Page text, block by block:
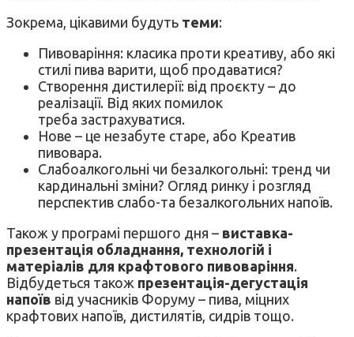
Зокрема, цікавими будуть теми:
Пивоваріння: класика проти креативу, або які
стилі пива варити, щоб продаватися?
Створення дистилерії: від проєкту – до
реалізації. Від яких помилок
треба застрахуватися.
Нове – це незабуте старе, або Креатив
пивовара.
Слабоалкогольні чи безалкогольні: тренд чи
кардинальні зміни? Огляд ринку і розгляд
перспектив слабо-та безалкогольних напоїв.
Також у програмі першого дня – виставка-
презентація обладнання, технологій і
матеріалів для крафтового пивоваріння.
Відбудеться також презентація-дегустація
напоїв від учасників Форуму – пива, міцних
крафтових напоїв, дистилятів, сидрів тощо.